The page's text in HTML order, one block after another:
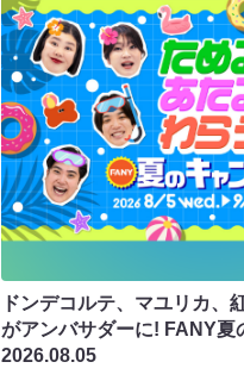
ドンデコルテ、マユリカ、
がアンバサダーに! FANY夏
2026.08.05